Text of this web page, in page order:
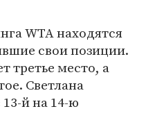
WTA находятся
свои позиции.
третье место, а
Светлана
13-й на 14-ю